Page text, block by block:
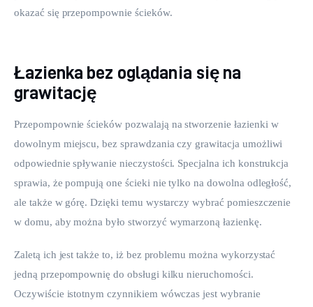
okazać się przepompownie ścieków.
Łazienka bez oglądania się na
grawitację
Przepompownie ścieków pozwalają na stworzenie łazienki w
dowolnym miejscu, bez sprawdzania czy grawitacja umożliwi
odpowiednie spływanie nieczystości. Specjalna ich konstrukcja
sprawia, że pompują one ścieki nie tylko na dowolna odległość,
ale także w górę. Dzięki temu wystarczy wybrać pomieszczenie
w domu, aby można było stworzyć wymarzoną łazienkę.
Zaletą ich jest także to, iż bez problemu można wykorzystać
jedną przepompownię do obsługi kilku nieruchomości.
Oczywiście istotnym czynnikiem wówczas jest wybranie